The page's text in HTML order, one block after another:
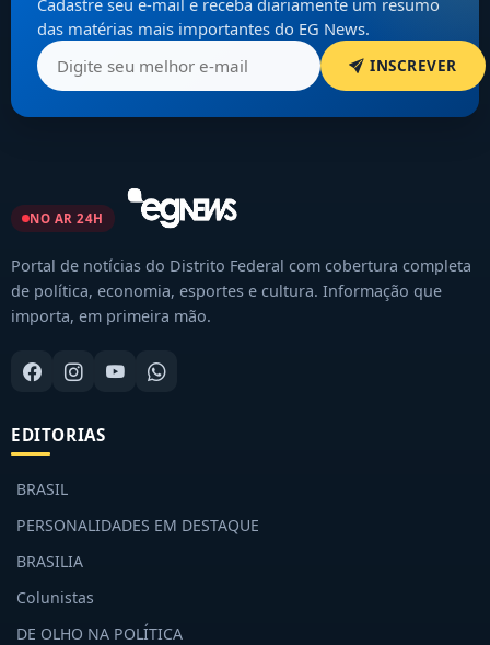
Cadastre seu e-mail e receba diariamente um resumo
das matérias mais importantes do EG News.
INSCREVER
NO AR 24H
Portal de notícias do Distrito Federal com cobertura completa
de política, economia, esportes e cultura. Informação que
importa, em primeira mão.
EDITORIAS
BRASIL
PERSONALIDADES EM DESTAQUE
BRASILIA
Colunistas
DE OLHO NA POLÍTICA